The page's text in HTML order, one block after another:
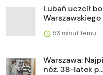
Lubań uczcił
Warszawskiego
53 minut temu
Warszawa:
nóż. 38-latek p...